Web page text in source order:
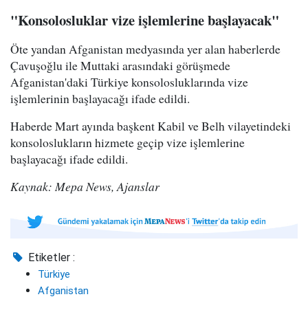
"Konsolosluklar vize işlemlerine başlayacak"
Öte yandan Afganistan medyasında yer alan haberlerde
Çavuşoğlu ile Muttaki arasındaki görüşmede
Afganistan'daki Türkiye konsolosluklarında vize
işlemlerinin başlayacağı ifade edildi.
Haberde Mart ayında başkent Kabil ve Belh vilayetindeki
konsoloslukların hizmete geçip vize işlemlerine
başlayacağı ifade edildi.
Kaynak: Mepa News, Ajanslar
Etiketler :
Türkiye
Afganistan